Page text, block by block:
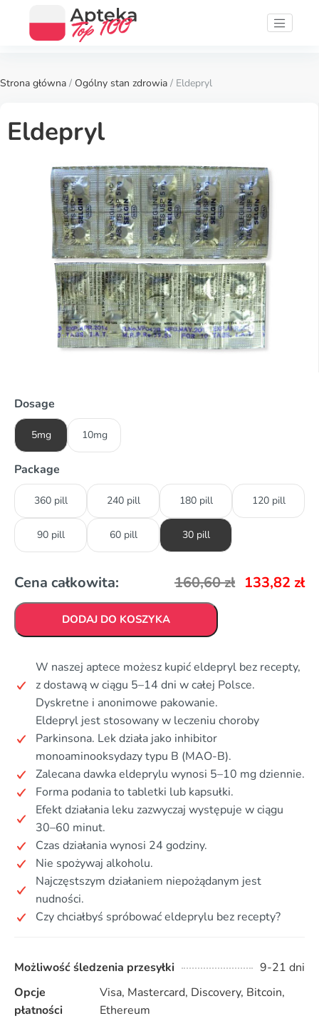
Strona główna / Ogólny stan zdrowia / Eldepryl
Eldepryl
Dosage
5mg 10mg
Package
360 pill 240 pill 180 pill 120 pill
90 pill 60 pill 30 pill
Cena całkowita: 160,60zł 133,82 zł
DODAJ DO KOSZYKA
W naszej aptece możesz kupić eldepryl bez recepty,
z dostawą w ciągu 5–14 dni w całej Polsce.
Dyskretne i anonimowe pakowanie.
Eldepryl jest stosowany w leczeniu choroby
Parkinsona. Lek działa jako inhibitor
monoaminooksydazy typu B (MAO-B).
Zalecana dawka eldeprylu wynosi 5–10 mg dziennie.
Forma podania to tabletki lub kapsułki.
Efekt działania leku zazwyczaj występuje w ciągu
30–60 minut.
Czas działania wynosi 24 godziny.
Nie spożywaj alkoholu.
Najczęstszym działaniem niepożądanym jest
nudności.
Czy chciałbyś spróbować eldeprylu bez recepty?
Możliwość śledzenia przesyłki
9-21 dni
Opcje
płatności
Visa, Mastercard, Discovery, Bitcoin,
Ethereum